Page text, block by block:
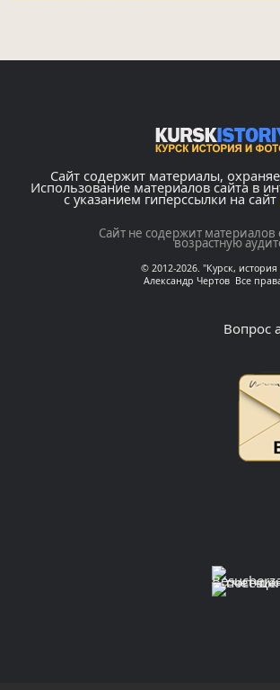
Сайт содержит материалы,
Использование материалов сайта в
с указанием гиперссылки на сайт
Сайт не содержит
возрастную
© 2012-2026. "Курск,
Александр Чертов Все
Вопрос